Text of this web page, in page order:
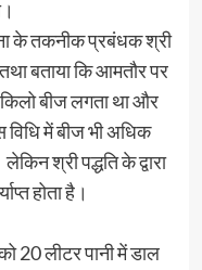
के तकनीक प्रबंधक श्री
बताया कि आमतौर पर
बीज लगता था और
में बीज भी अधिक
श्री पद्धति के द्वारा
होता है।
20 लीटर पानी में डाल